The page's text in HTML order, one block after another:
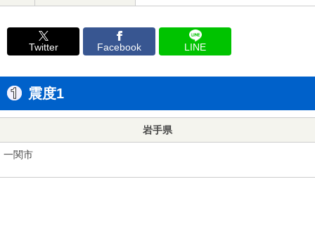
Twitter Facebook LINE
震度1
岩手県
一関市